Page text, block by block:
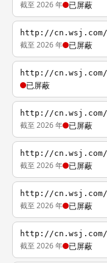
截至 2026 年 已屏蔽
http://cn.wsj.com/
截至 2026 年 已屏蔽
http://cn.wsj.com/
已屏蔽
http://cn.wsj.com/
截至 2026 年 已屏蔽
http://cn.wsj.com/
截至 2026 年 已屏蔽
http://cn.wsj.com/
截至 2026 年 已屏蔽
http://cn.wsj.com/
截至 2026 年 已屏蔽